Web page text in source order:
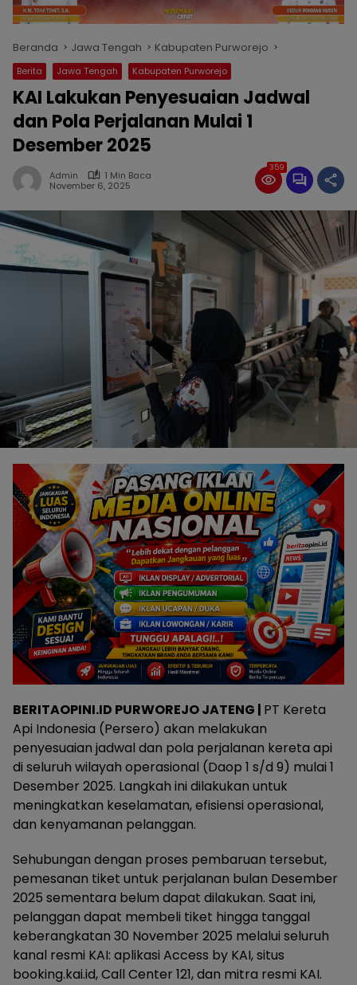
Beranda Jawa Tengah Kabupaten Purworejo
Berita Jawa Tengah Kabupaten Purworejo
KAI Lakukan Penyesuaian Jadwal
dan Pola Perjalanan Mulai 1
Desember 2025
Admin
1 Min Baca
November 6, 2025
359
BERITAOPINI.ID PURWOREJO JATENG | PT Kereta
Api Indonesia (Persero) akan melakukan
penyesuaian jadwal dan pola perjalanan kereta api
di seluruh wilayah operasional (Daop 1 s/d 9) mulai 1
Desember 2025. Langkah ini dilakukan untuk
meningkatkan keselamatan, efisiensi operasional,
dan kenyamanan pelanggan.
Sehubungan dengan proses pembaruan tersebut,
pemesanan tiket untuk perjalanan bulan Desember
2025 sementara belum dapat dilakukan. Saat ini,
pelanggan dapat membeli tiket hingga tanggal
keberangkatan 30 November 2025 melalui seluruh
kanal resmi KAI: aplikasi Access by KAI, situs
booking.kai.id, Call Center 121, dan mitra resmi KAI.